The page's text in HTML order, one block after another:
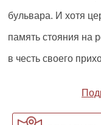
бульвара. И хотя
память стояния на
в честь своего